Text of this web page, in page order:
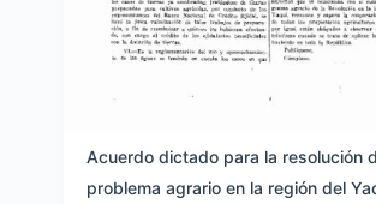
Acuerdo dictado para la resolución
problema agrario en la región del